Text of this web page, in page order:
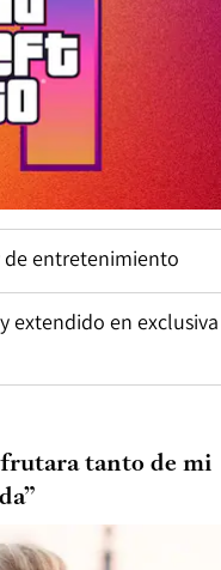
de entretenimiento
extendido en exclusiva
tanto de mi